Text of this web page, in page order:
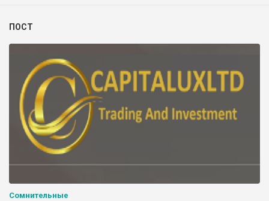
ПОСТ
Сомнительные